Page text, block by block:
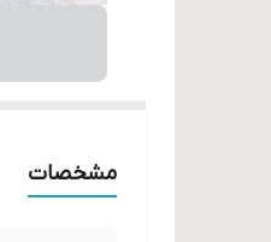
مشخصات